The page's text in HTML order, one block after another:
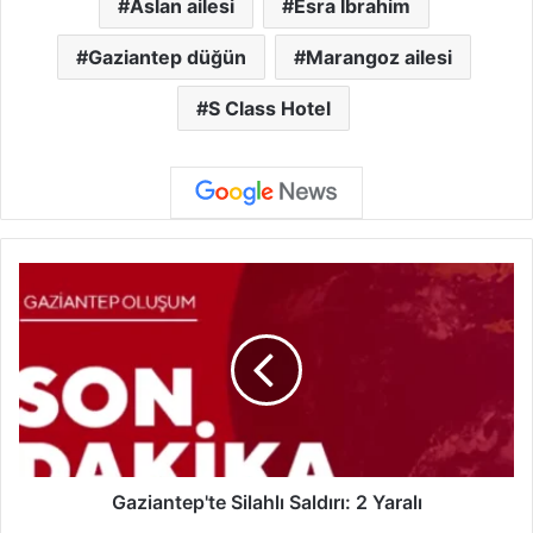
Aslan ailesi Esra İbrahim
Gaziantep düğün Marangoz ailesi
S Class Hotel
a
z
a
n
t
e
Gaziantep'te Silahlı Saldırı: 2 Yaralı